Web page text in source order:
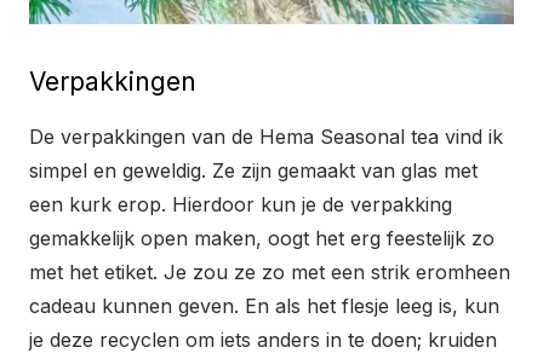
Verpakkingen
De verpakkingen van de Hema Seasonal tea vind ik
simpel en geweldig. Ze zijn gemaakt van glas met
een kurk erop. Hierdoor kun je de verpakking
gemakkelijk open maken, oogt het erg feestelijk zo
met het etiket. Je zou ze zo met een strik eromheen
cadeau kunnen geven. En als het flesje leeg is, kun
je deze recyclen om iets anders in te doen; kruiden